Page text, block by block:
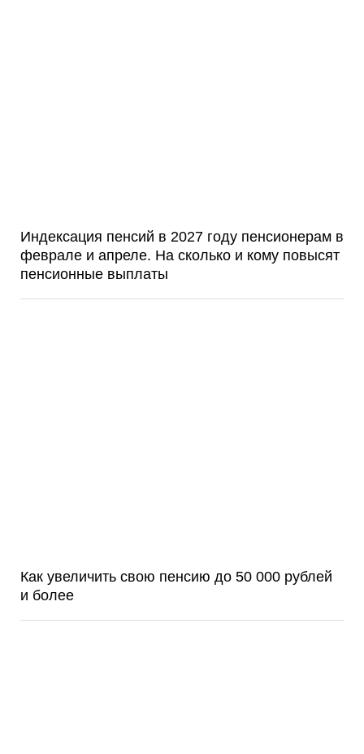
Индексация пенсий в 2027 году пенсионерам в
феврале и апреле. На сколько и кому повысят
пенсионные выплаты
Как увеличить свою пенсию до 50 000 рублей
и более